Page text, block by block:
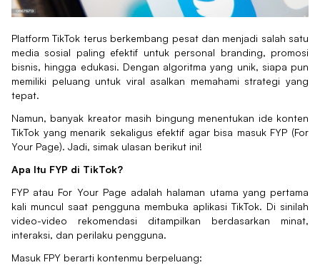
Platform TikTok terus berkembang pesat dan menjadi salah satu
media sosial paling efektif untuk personal branding, promosi
bisnis, hingga edukasi. Dengan algoritma yang unik, siapa pun
memiliki peluang untuk viral asalkan memahami strategi yang
tepat.
Namun, banyak kreator masih bingung menentukan ide konten
TikTok yang menarik sekaligus efektif agar bisa masuk FYP (For
Your Page). Jadi, simak ulasan berikut ini!
Apa Itu FYP di TikTok?
FYP atau For Your Page adalah halaman utama yang pertama
kali muncul saat pengguna membuka aplikasi TikTok. Di sinilah
video-video rekomendasi ditampilkan berdasarkan minat,
interaksi, dan perilaku pengguna.
Masuk FPY berarti kontenmu berpeluang: